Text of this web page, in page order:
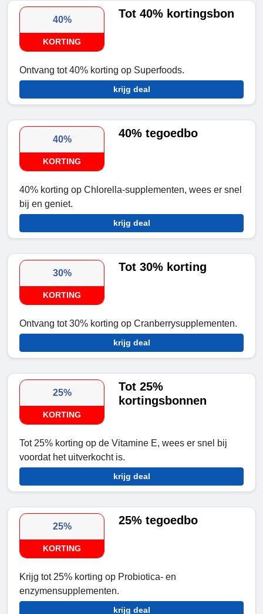
40%
KORTING
Tot 40% kortingsbon
Ontvang tot 40% korting op Superfoods.
krijg deal
40%
KORTING
40% tegoedbo
40% korting op Chlorella-supplementen, wees er snel
bij en geniet.
krijg deal
30%
KORTING
Tot 30% korting
Ontvang tot 30% korting op Cranberrysupplementen.
krijg deal
25%
KORTING
Tot 25%
kortingsbonnen
Tot 25% korting op de Vitamine E, wees er snel bij
voordat het uitverkocht is.
krijg deal
25%
KORTING
25% tegoedbo
Krijg tot 25% korting op Probiotica- en
enzymensupplementen.
krijg deal